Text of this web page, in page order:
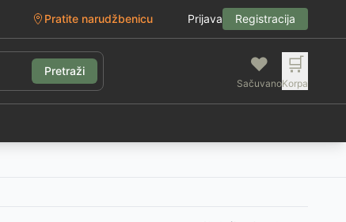
Pratite narudžbenicu Prijava Registracija
Pretraži ❤️
Sačuvano
🛒
Korpa